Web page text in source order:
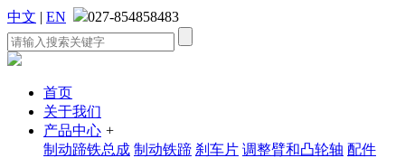
中文 | EN 027-854858483
首页
关于我们
产品中心 +
制动蹄铁总成 制动铁蹄 刹车片 调整臂和凸轮轴 配件